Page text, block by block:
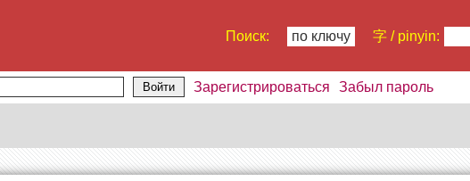
Поиск: по ключу 字 / pinyin:
Войти Зарегистрироваться Забыл пароль